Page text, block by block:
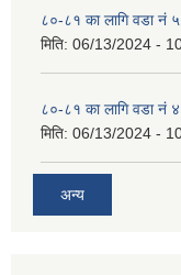
८०-८१ का लागि वडा नं
मिति: 06/13/2024 -
८०-८१ का लागि वडा नं
मिति: 06/13/2024 -
अन्य